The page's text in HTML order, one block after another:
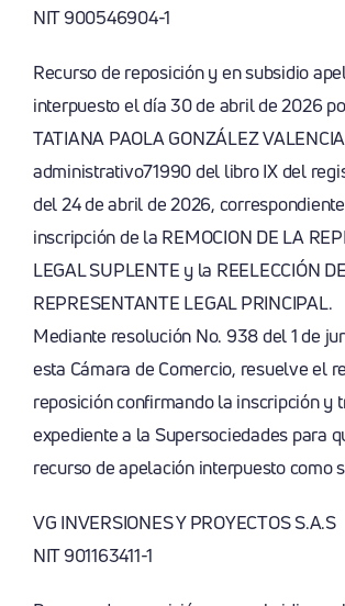
NIT 900546904-1
Recurso de reposición y en subsidio
interpuesto el día 30 de abril de 2026
TATIANA PAOLA GONZÁLEZ
administrativo71990 del libro IX del
del 24 de abril de 2026,
inscripción de la REMOCION DE LA
LEGAL SUPLENTE y la REELECCIÓN
REPRESENTANTE LEGAL PRINCIPAL.
Mediante resolución No. 938 del 1 de
esta Cámara de Comercio, resuelve el
reposición confirmando la inscripción y
expediente a la Supersociedades para
recurso de apelación interpuesto como
VG INVERSIONES Y PROYECTOS S.A.S
NIT 901163411-1